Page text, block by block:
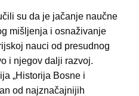
su da je jačanje naučne
mišljenja i osnaživanje
nauci od presudnog
i njegov dalji razvoj.
„Historija Bosne i
od najznačajnijih